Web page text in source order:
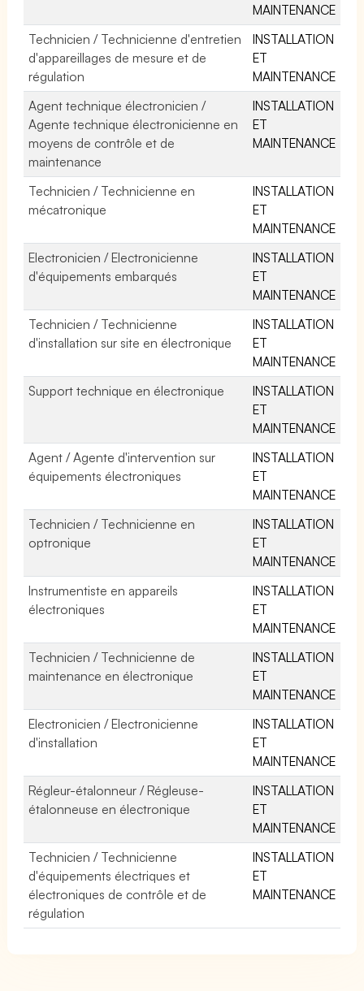
MAINTENANCE
Technicien / Technicienne d'entretien
d'appareillages de mesure et de
régulation
INSTALLATION
ET
MAINTENANCE
Agent technique électronicien /
Agente technique électronicienne en
moyens de contrôle et de
maintenance
INSTALLATION
ET
MAINTENANCE
Technicien / Technicienne en
mécatronique
INSTALLATION
ET
MAINTENANCE
Electronicien / Electronicienne
d'équipements embarqués
INSTALLATION
ET
MAINTENANCE
Technicien / Technicienne
d'installation sur site en électronique
INSTALLATION
ET
MAINTENANCE
Support technique en électronique
INSTALLATION
ET
MAINTENANCE
Agent / Agente d'intervention sur
équipements électroniques
INSTALLATION
ET
MAINTENANCE
Technicien / Technicienne en
optronique
INSTALLATION
ET
MAINTENANCE
Instrumentiste en appareils
électroniques
INSTALLATION
ET
MAINTENANCE
Technicien / Technicienne de
maintenance en électronique
INSTALLATION
ET
MAINTENANCE
Electronicien / Electronicienne
d'installation
INSTALLATION
ET
MAINTENANCE
Régleur-étalonneur / Régleuse-
étalonneuse en électronique
INSTALLATION
ET
MAINTENANCE
Technicien / Technicienne
d'équipements électriques et
électroniques de contrôle et de
régulation
INSTALLATION
ET
MAINTENANCE